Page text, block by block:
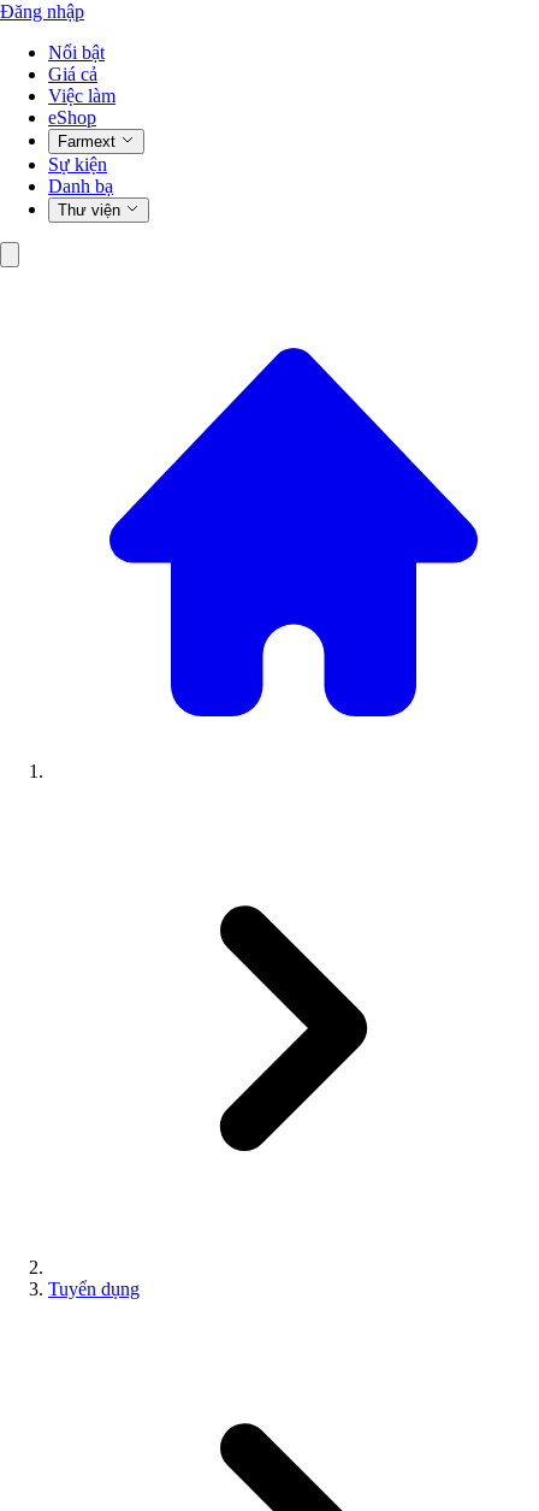
Đăng nhập
Nổi bật
Giá cả
Việc làm
eShop
Farmext
Sự kiện
Danh bạ
Thư viện
Tuyển dụng